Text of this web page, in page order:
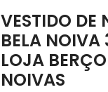
VESTIDO DE
BELA
LOJA
NOIVAS